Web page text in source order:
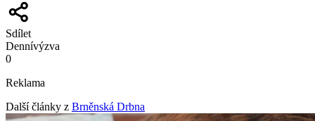
Sdílet
Dennívýzva
0
Reklama
Další články z Brněnská Drbna